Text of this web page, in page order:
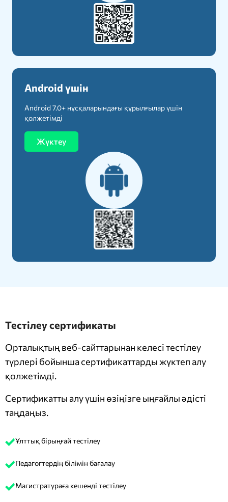
Android үшін
Android 7.0+ нұсқаларындағы құрылғылар үшін
қолжетімді
Жүктеу
Тестілеу сертификаты
Орталықтың веб-сайттарынан келесі тестілеу
түрлері бойынша сертификаттарды жүктеп алу
қолжетімді.
Сертификатты алу үшін өзіңізге ыңғайлы әдісті
таңдаңыз.
Ұлттық бірыңғай тестілеу
Педагогтердің білімін бағалау
Магистратураға кешенді тестілеу